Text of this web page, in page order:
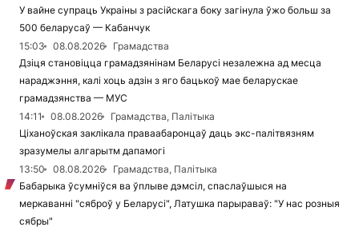
У вайне супраць Украіны з расійскага боку загінула ўжо больш за
500 беларусаў — Кабанчук
15:03
08.08.2026
Грамадства
Дзіця становіцца грамадзянінам Беларусі незалежна ад месца
нараджэння, калі хоць адзін з яго бацькоў мае беларускае
грамадзянства — МУС
14:11
08.08.2026
Грамадства, Палітыка
Ціханоўская заклікала праваабаронцаў даць экс-палітвязням
зразумелы алгарытм дапамогі
13:50
08.08.2026
Грамадства, Палітыка
Бабарыка ўсумніўся ва ўплыве дэмсіл, спаслаўшыся на
меркаванні "сяброў у Беларусі", Латушка парыраваў: "У нас розныя
сябры"